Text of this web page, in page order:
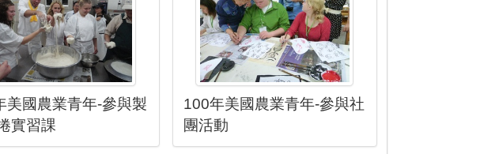
美國農業青年-參與製
實習課
100年美國農業青年-參與社
團活動